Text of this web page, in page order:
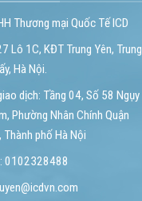
Thương mại Quốc Tế ICD
Lô 1C, KĐT Trung Yên, Trung
Hà Nội.
dịch: Tầng 04, Số 58 Ngụy
Phường Nhân Chính Quận
Thành phố Hà Nội
0102328488